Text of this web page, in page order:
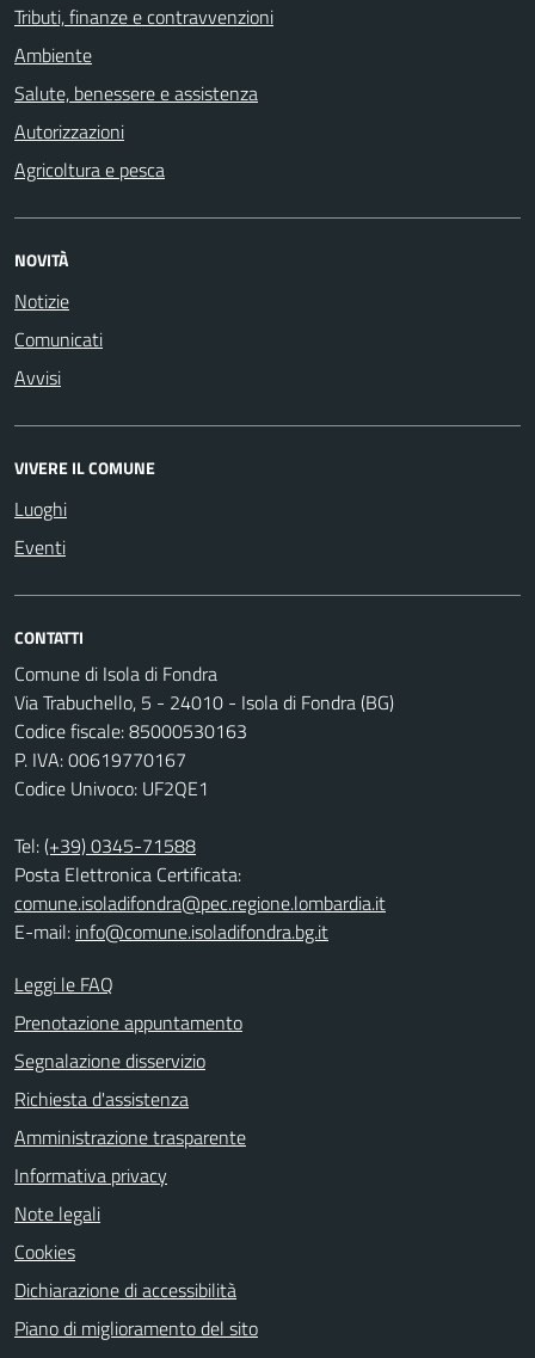
Tributi, finanze e contravvenzioni
Ambiente
Salute, benessere e assistenza
Autorizzazioni
Agricoltura e pesca
NOVITÀ
Notizie
Comunicati
Avvisi
VIVERE IL COMUNE
Luoghi
Eventi
CONTATTI
Comune di Isola di Fondra
Via Trabuchello, 5 - 24010 - Isola di Fondra (BG)
Codice fiscale: 85000530163
P. IVA: 00619770167
Codice Univoco: UF2QE1
Tel:(+39) 0345-71588
Posta Elettronica Certificata:
comune.isoladifondra@pec.regione.lombardia.it
E-mail: info@comune.isoladifondra.bg.it
Leggi le FAQ
Prenotazione appuntamento
Segnalazione disservizio
Richiesta d'assistenza
Amministrazione trasparente
Informativa privacy
Note legali
Cookies
Dichiarazione di accessibilità
Piano di miglioramento del sito